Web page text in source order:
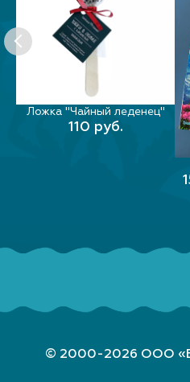
В КОРЗИНУ
Ложка "Чайный леденец"
110 руб.
© 2000-2026 ООО